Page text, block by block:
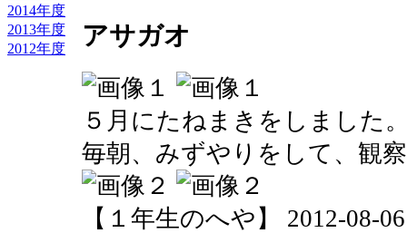
2014年度
2013年度
2012年度
アサガオ
５月にたねまきをしました
毎朝、みずやりをして、観
【１年生のへや】 2012-08-